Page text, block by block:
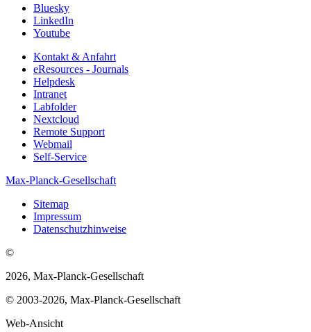
Bluesky
LinkedIn
Youtube
Kontakt & Anfahrt
eResources - Journals
Helpdesk
Intranet
Labfolder
Nextcloud
Remote Support
Webmail
Self-Service
Max-Planck-Gesellschaft
Sitemap
Impressum
Datenschutzhinweise
©
2026, Max-Planck-Gesellschaft
© 2003-2026, Max-Planck-Gesellschaft
Web-Ansicht